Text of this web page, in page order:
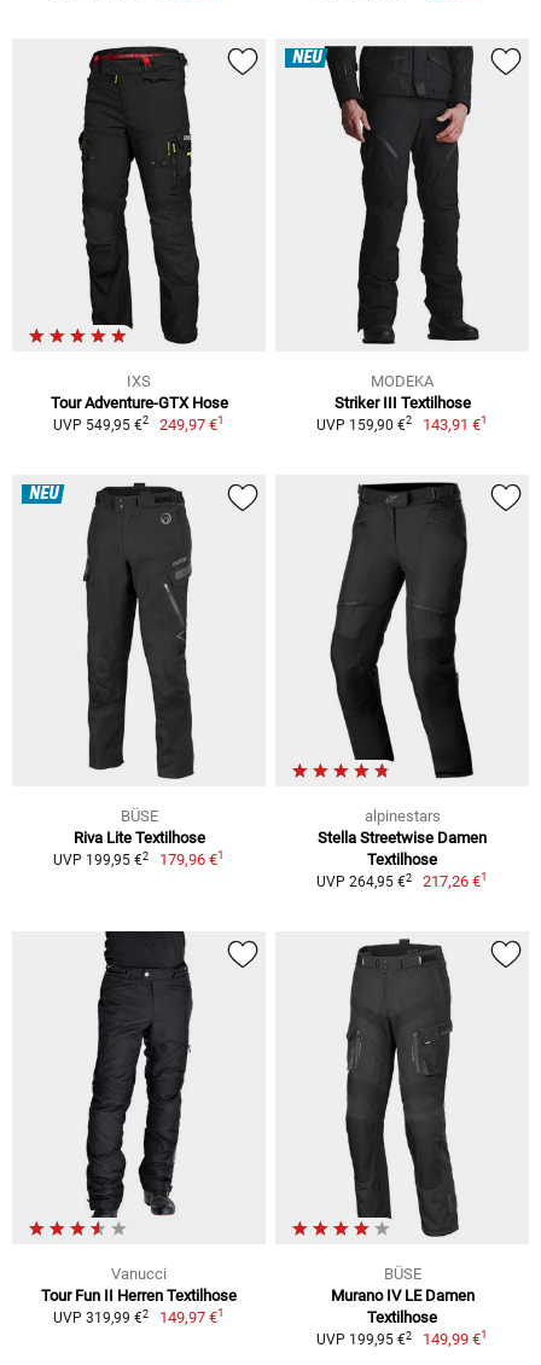
IXS
Tour Adventure-GTX Hose
UVP 549,95 €2 249,97 €1
NEU
MODEKA
Striker III Textilhose
UVP 159,90 €2 143,91 €1
NEU
BÜSE
Riva Lite Textilhose
UVP 199,95 €2 179,96 €1
alpinestars
Stella Streetwise Damen
Textilhose
UVP 264,95 €2 217,26 €1
Vanucci
Tour Fun II Herren Textilhose
UVP 319,99 €2 149,97 €1
BÜSE
Murano IV LE Damen
Textilhose
UVP 199,95 €2 149,99 €1